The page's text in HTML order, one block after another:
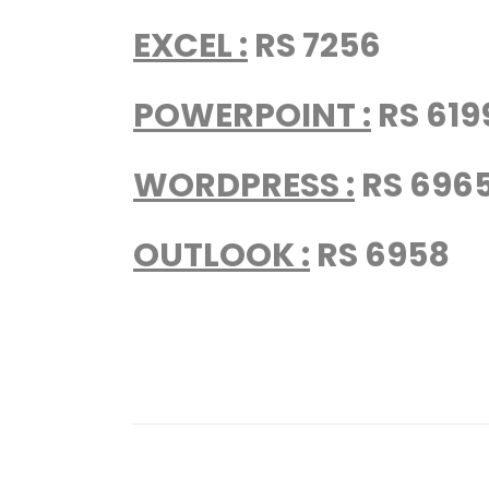
EXCEL : RS 7256
POWERPOINT : RS
WORDPRESS : RS
OUTLOOK : RS 6958